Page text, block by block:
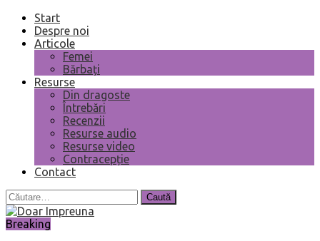
Start
Despre noi
Articole
Femei
Bărbați
Resurse
Din dragoste
Întrebări
Recenzii
Resurse audio
Resurse video
Contracepție
Contact
Caută
după:
Breaking